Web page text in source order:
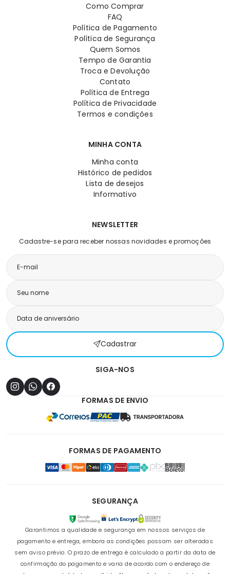
Como Comprar
FAQ
Política de Pagamento
Política de Segurança
Quem Somos
Tempo de Garantia
Troca e Devolução
Contato
Política de Entrega
Política de Privacidade
Termos e condições
MINHA CONTA
Minha conta
Histórico de pedidos
Lista de desejos
Informativo
NEWSLETTER
Cadastre-se para receber nossas novidades e promoções
Cadastrar
SIGA-NOS
FORMAS DE ENVIO
FORMAS DE PAGAMENTO
SEGURANÇA
Garantimos a qualidade e segurança em nossos serviços de
pagamento e entrega, embora as condições possam ser alteradas
sem aviso prévio. O prazo de entrega é calculado a partir da data de
confirmação do pagamento e varia de acordo com o endereço de